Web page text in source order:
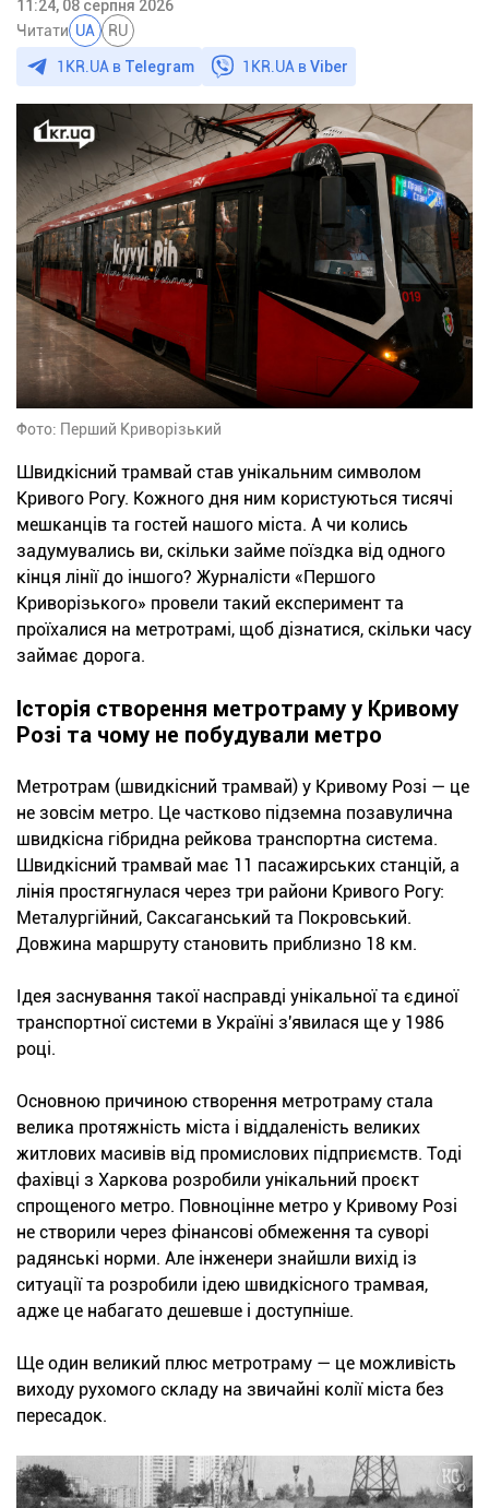
11:24, 08 серпня 2026
Читати UA RU
1KR.UA в Telegram 1KR.UA вViber
Фото: Перший Криворізький
Швидкісний трамвай став унікальним символом
Кривого Рогу. Кожного дня ним користуються тисячі
мешканців та гостей нашого міста. А чи колись
задумувались ви, скільки займе поїздка від одного
кінця лінії до іншого? Журналісти «Першого
Криворізького» провели такий експеримент та
проїхалися на метротрамі, щоб дізнатися, скільки часу
займає дорога.
Історія створення метротраму у Кривому
Розі та чому не побудували метро
Метротрам (швидкісний трамвай) у Кривому Розі — це
не зовсім метро. Це частково підземна позавулична
швидкісна гібридна рейкова транспортна система.
Швидкісний трамвай має 11 пасажирських станцій, а
лінія простягнулася через три райони Кривого Рогу:
Металургійний, Саксаганський та Покровський.
Довжина маршруту становить приблизно 18 км.
Ідея заснування такої насправді унікальної та єдиної
транспортної системи в Україні з'явилася ще у 1986
році.
Основною причиною створення метротраму стала
велика протяжність міста і віддаленість великих
житлових масивів від промислових підприємств. Тоді
фахівці з Харкова розробили унікальний проєкт
спрощеного метро. Повноцінне метро у Кривому Розі
не створили через фінансові обмеження та суворі
радянські норми. Але інженери знайшли вихід із
ситуації та розробили ідею швидкісного трамвая,
адже це набагато дешевше і доступніше.
Ще один великий плюс метротраму — це можливість
виходу рухомого складу на звичайні колії міста без
пересадок.